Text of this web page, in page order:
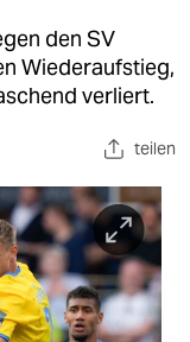
den SV
Wiederaufstieg,
verliert.
teilen